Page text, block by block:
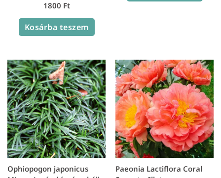
1800 Ft
Kosárba teszem
Ophiopogon japonicus
Paeonia Lactiflora Coral